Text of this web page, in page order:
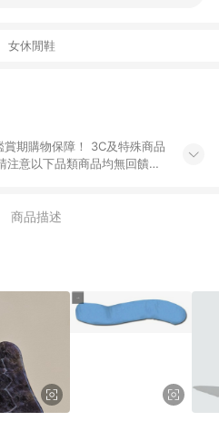
女休閒鞋
期購物保障！ 3C及特殊商品
[2024/6/1起適用] -內接硬
- 購物中心商店之商品：商
/超贈點/福利金/紅利折抵/折
批發轉賣不具回饋資格： 如
準
商品描述